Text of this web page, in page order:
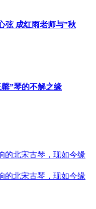
弦 成红雨老师与”秋
”琴的不解之缘
的北宋古琴，现如今缘
的北宋古琴，现如今缘